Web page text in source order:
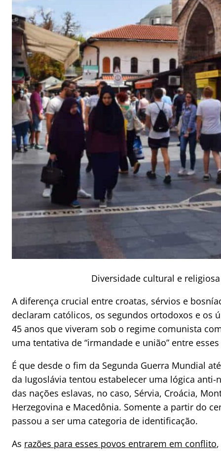
Diversidade cultural e
A diferença crucial entre croatas, sérvios e
declaram católicos, os segundos ortodoxos e os
45 anos que viveram sob o regime comunista
uma tentativa de “irmandade e união” entre
É que desde o fim da Segunda Guerra Mundial
da Iugoslávia tentou estabelecer uma lógica
das nações eslavas, no caso, Sérvia, Croácia,
Herzegovina e Macedônia. Somente a partir do
passou a ser uma categoria de identificação.
As razões para esses povos entrarem em conflito